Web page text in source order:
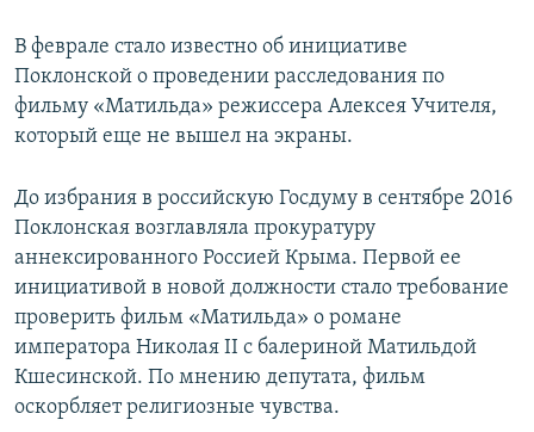
В феврале стало известно об инициативе
Поклонской о проведении расследования по
фильму «Матильда» режиссера Алексея Учителя,
который еще не вышел на экраны.
До избрания в российскую Госдуму в сентябре 2016
Поклонская возглавляла прокуратуру
аннексированного Россией Крыма. Первой ее
инициативой в новой должности стало требование
проверить фильм «Матильда» о романе
императора Николая II с балериной Матильдой
Кшесинской. По мнению депутата, фильм
оскорбляет религиозные чувства.